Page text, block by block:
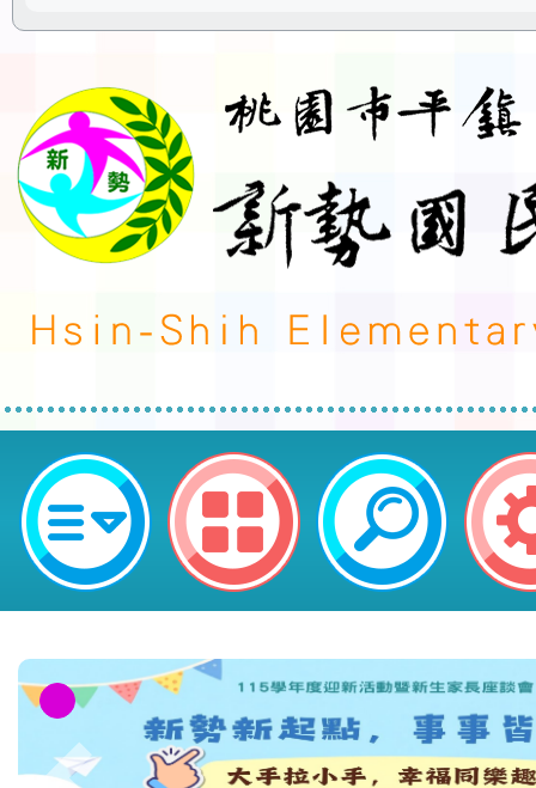
轉知教育部體育署委請國立臺灣師
「2024年適應體育知識王競賽」
區新勢國民小學